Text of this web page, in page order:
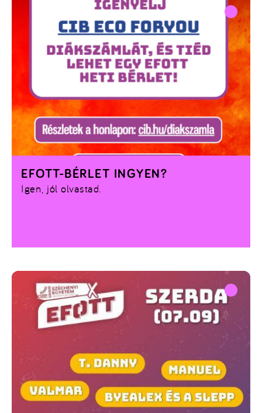
Igen, jól olvastad.
EFOTT-BÉRLET INGYEN?